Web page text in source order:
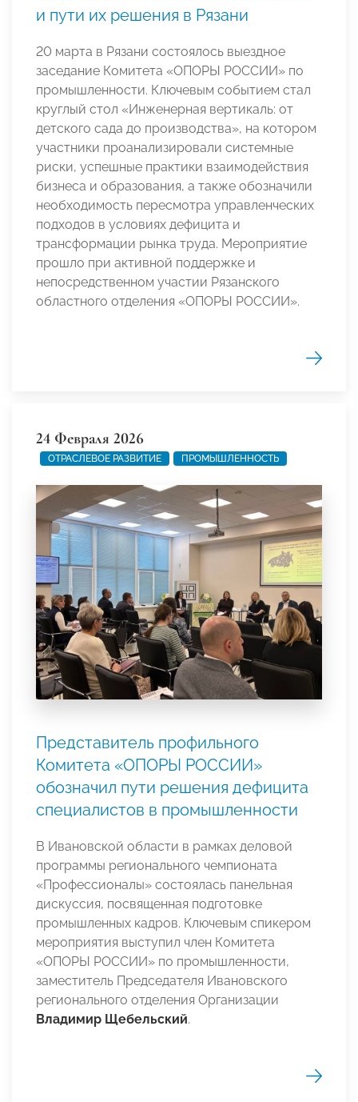
и пути их решения в Рязани
20 марта в Рязани состоялось выездное
заседание Комитета «ОПОРЫ РОССИИ» по
промышленности. Ключевым событием стал
круглый стол «Инженерная вертикаль: от
детского сада до производства», на котором
участники проанализировали системные
риски, успешные практики взаимодействия
бизнеса и образования, а также обозначили
необходимость пересмотра управленческих
подходов в условиях дефицита и
трансформации рынка труда. Мероприятие
прошло при активной поддержке и
непосредственном участии Рязанского
областного отделения «ОПОРЫ РОССИИ».
24 Февраля 2026
ОТРАСЛЕВОЕ РАЗВИТИЕ ПРОМЫШЛЕННОСТЬ
Представитель профильного
Комитета «ОПОРЫ РОССИИ»
обозначил пути решения дефицита
специалистов в промышленности
В Ивановской области в рамках деловой
программы регионального чемпионата
«Профессионалы» состоялась панельная
дискуссия, посвященная подготовке
промышленных кадров. Ключевым спикером
мероприятия выступил член Комитета
«ОПОРЫ РОССИИ» по промышленности,
заместитель Председателя Ивановского
регионального отделения Организации
Владимир Щебельский.